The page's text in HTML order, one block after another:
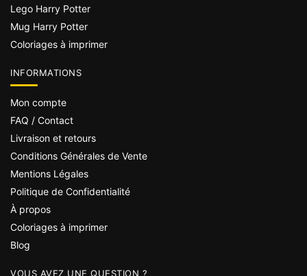
Lego Harry Potter
Mug Harry Potter
Coloriages à imprimer
INFORMATIONS
Mon compte
FAQ / Contact
Livraison et retours
Conditions Générales de Vente
Mentions Légales
Politique de Confidentialité
À propos
Coloriages à imprimer
Blog
VOUS AVEZ UNE QUESTION ?